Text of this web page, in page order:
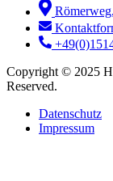
Copyright © 2025
Reserved.
Datenschutz
Impressum